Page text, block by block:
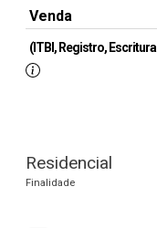
Venda
(ITBI, Registro,
Residencial
Finalidade